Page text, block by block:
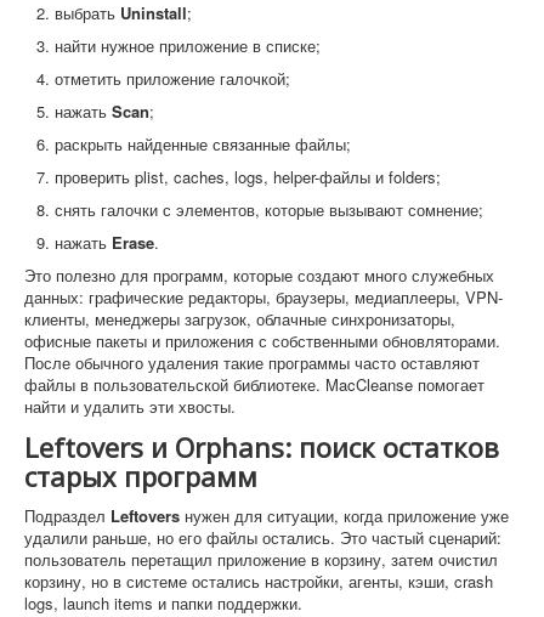
выбрать Uninstall;
найти нужное приложение в списке;
отметить приложение галочкой;
нажать Scan;
раскрыть найденные связанные файлы;
проверить plist, caches, logs, helper-файлы и folders;
снять галочки с элементов, которые вызывают сомнение;
нажать Erase.
Это полезно для программ, которые создают много служебных
данных: графические редакторы, браузеры, медиаплееры, VPN-
клиенты, менеджеры загрузок, облачные синхронизаторы,
офисные пакеты и приложения с собственными обновляторами.
После обычного удаления такие программы часто оставляют
файлы в пользовательской библиотеке. MacCleanse помогает
найти и удалить эти хвосты.
Leftovers и Orphans: поиск остатков
старых программ
Подраздел Leftovers нужен для ситуации, когда приложение уже
удалили раньше, но его файлы остались. Это частый сценарий:
пользователь перетащил приложение в корзину, затем очистил
корзину, но в системе остались настройки, агенты, кэши, crash
logs, launch items и папки поддержки.